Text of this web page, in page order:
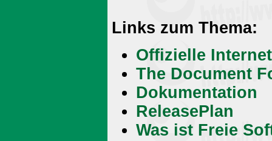
Links zum Thema:
Offizielle
The Document
Dokumentation
ReleasePlan
Was ist Freie